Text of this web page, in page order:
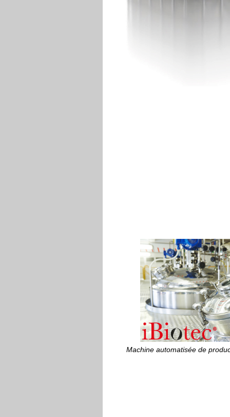
Machine automatisée de